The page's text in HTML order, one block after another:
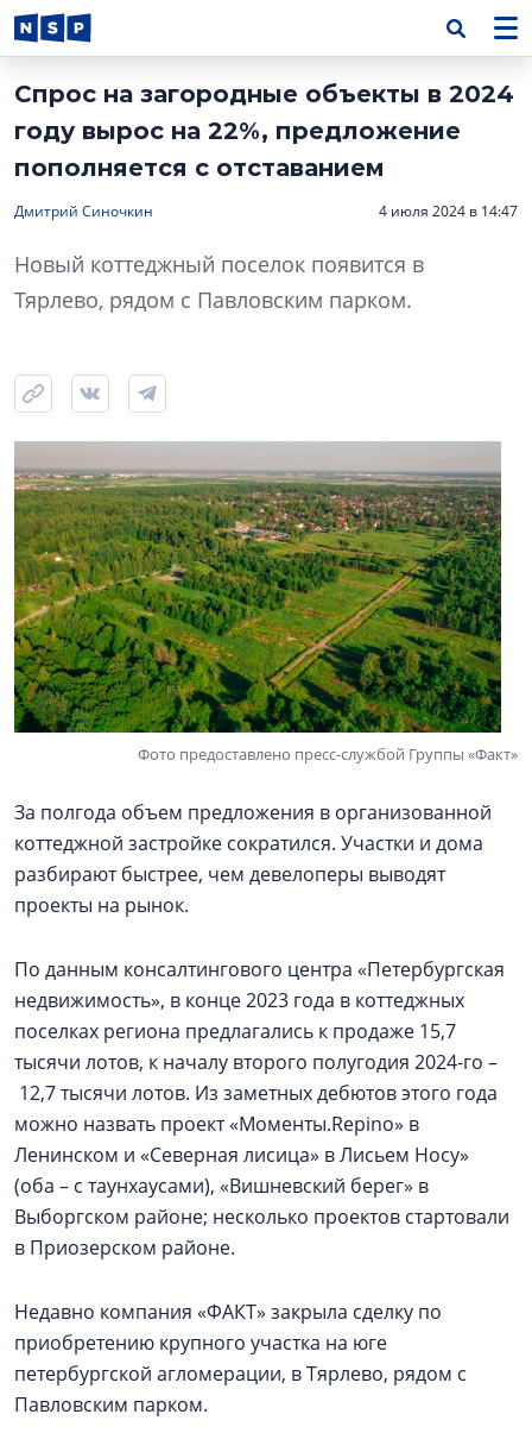
Спрос на загородные объекты в 2024
году вырос на 22%, предложение
пополняется с отставанием
Дмитрий Синочкин 4 июля 2024 в 14:47
Новый коттеджный поселок появится в
Тярлево, рядом с Павловским парком.
Фото предоставлено пресс-службой Группы «Факт»
За полгода объем предложения в организованной
коттеджной застройке сократился. Участки и дома
разбирают быстрее, чем девелоперы выводят
проекты на рынок.
По данным консалтингового центра «Петербургская
недвижимость», в конце 2023 года в коттеджных
поселках региона предлагались к продаже 15,7
тысячи лотов, к началу второго полугодия 2024-го –
12,7 тысячи лотов. Из заметных дебютов этого года
можно назвать проект «Моменты.Repino» в
Ленинском и «Северная лисица» в Лисьем Носу»
(оба – с таунхаусами), «Вишневский берег» в
Выборгском районе; несколько проектов стартовали
в Приозерском районе.
Недавно компания «‎ФАКТ» закрыла сделку по
приобретению крупного участка на юге
петербургской агломерации, в Тярлево, рядом с
Павловским парком.